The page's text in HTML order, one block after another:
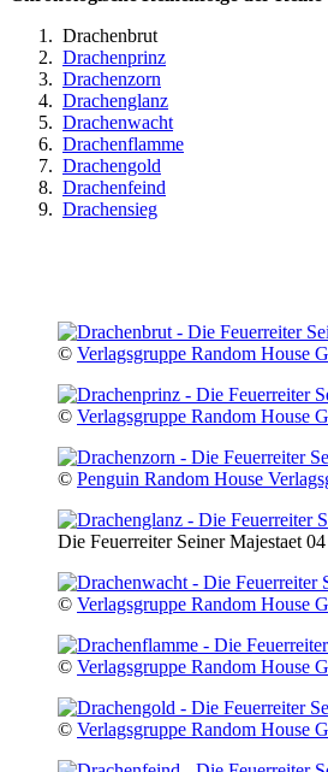
Drachenbrut
Drachenprinz
Drachenzorn
Drachenglanz
Drachenwacht
Drachenflamme
Drachengold
Drachenfeind
Drachensieg
© Verlagsgruppe Random House
© Verlagsgruppe Random House
© Penguin Random House
Die Feuerreiter Seiner Majestaet
© Verlagsgruppe Random House
© Verlagsgruppe Random House
© Verlagsgruppe Random House